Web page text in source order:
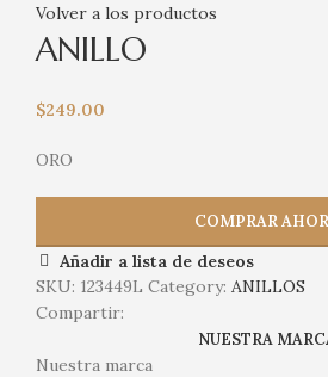
Volver a los productos
ANILLO
$249.00
ORO
COMPRAR
Añadir a lista de deseos
SKU: 123449L Category: ANILLOS
Compartir:
NUESTRA
Nuestra marca